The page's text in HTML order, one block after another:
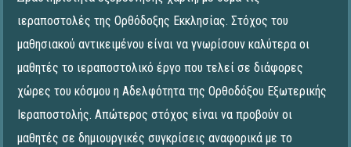
ιεραποστολές της Ορθόδοξης Εκκλησίας. Στόχος του
μαθησιακού αντικειμένου είναι να γνωρίσουν καλύτερα οι
μαθητές το ιεραποστολικό έργο που τελεί σε διάφορες
χώρες του κόσμου η Αδελφότητα της Ορθοδόξου Εξωτερικής
Ιεραποστολής. Απώτερος στόχος είναι να προβούν οι
μαθητές σε δημιουργικές συγκρίσεις αναφορικά με το